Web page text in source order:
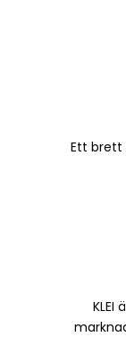
Ett brett
KLEI